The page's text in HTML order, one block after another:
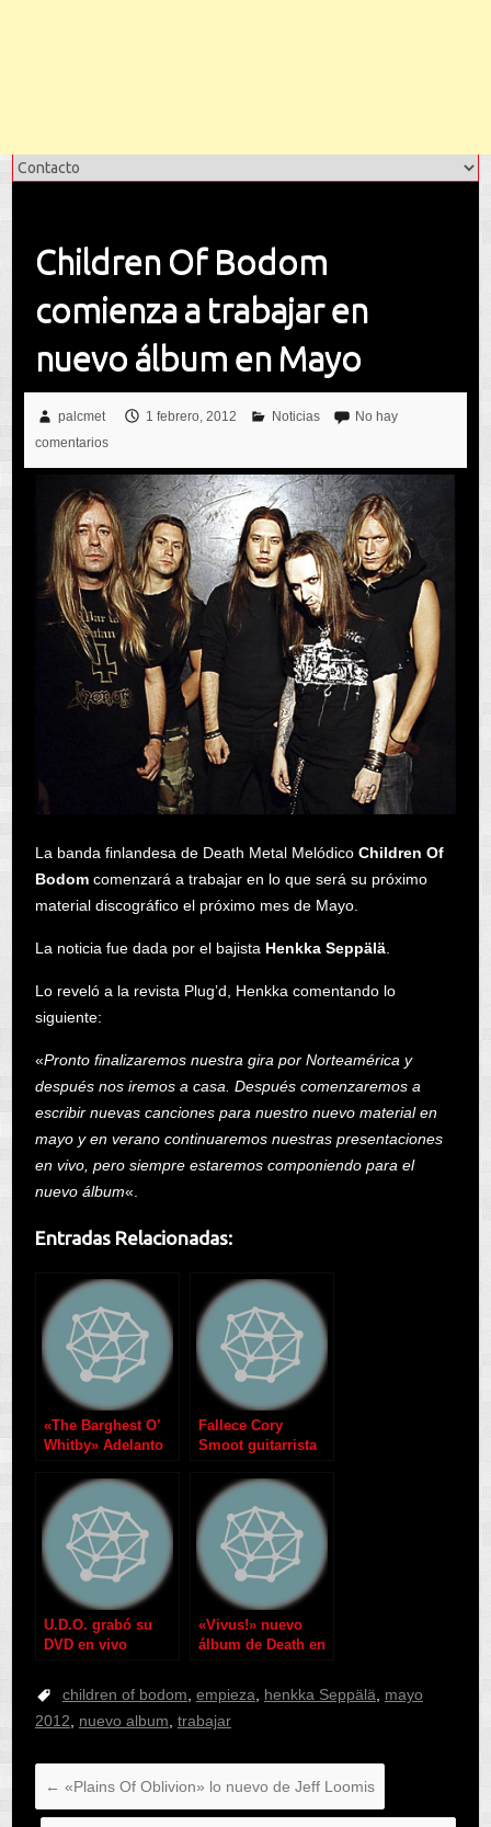
Children Of Bodom
comienza a trabajar en
nuevo álbum en Mayo
palcmet 1 febrero, 2012 Noticias
No hay
comentarios
La banda finlandesa de Death Metal Melódico Children Of
Bodomcomenzará a trabajar en lo que será su próximo
material discográfico el próximo mes de Mayo.
La noticia fue dada por el bajista Henkka Seppälä.
Lo reveló a la revista Plug’d, Henkka comentando lo
siguiente:
«Pronto finalizaremos nuestra gira por Norteamérica y
después nos iremos a casa. Después comenzaremos a
escribir nuevas canciones para nuestro nuevo material en
mayo y en verano continuaremos nuestras presentaciones
en vivo, pero siempre estaremos componiendo para el
nuevo álbum«.
Entradas Relacionadas:
«The Barghest O’
Whitby» Adelanto
Fallece Cory
Smoot guitarrista
U.D.O. grabó su
DVD en vivo
«Vivus!» nuevo
álbum de Death en
children of bodom empieza henkka Seppälä
mayo
2012
nuevo album trabajar
← «Plains Of Oblivion» lo nuevo de Jeff Loomis